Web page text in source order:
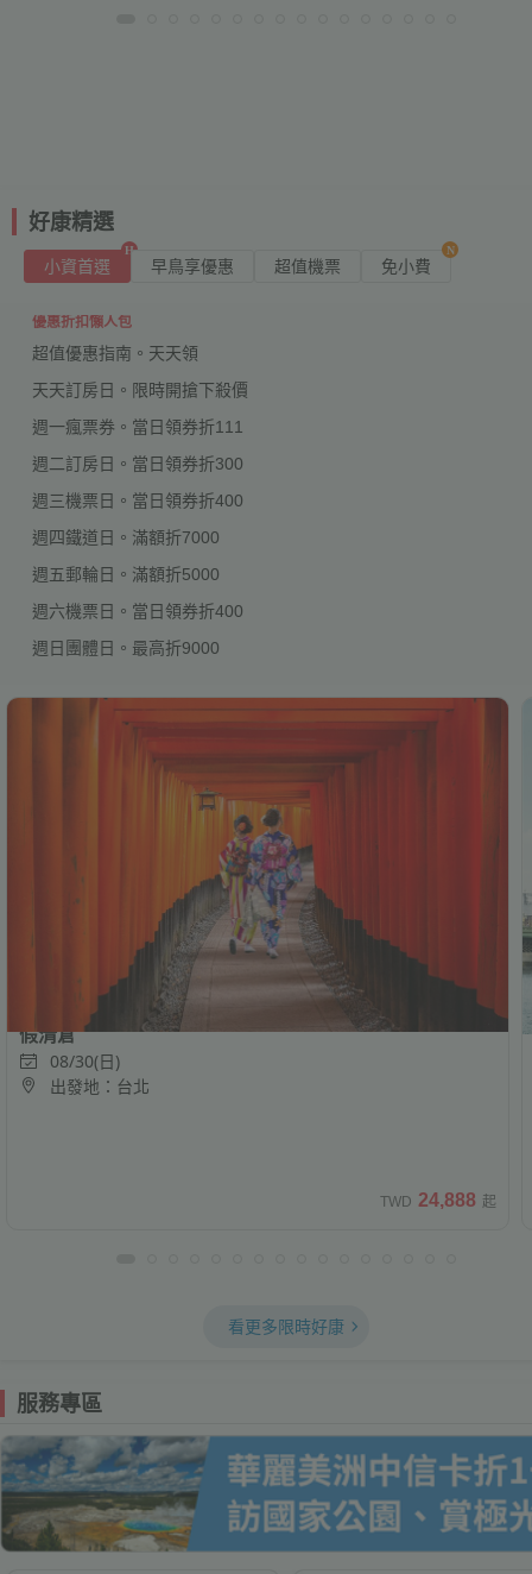
好康精選
小資首選 早鳥享優惠 超值機票 免小費
優惠折扣懶人包
超值優惠指南。天天領
天天訂房日。限時開搶下殺價
週一瘋票券。當日領券折111
週二訂房日。當日領券折300
週三機票日。當日領券折400
週四鐵道日。滿額折7000
週五郵輪日。滿額折5000
週六機票日。當日領券折400
週日團體日。最高折9000
關西京阪奈5日遊｜錦市場、清水寺、伏見稻荷大社｜暑
假清倉
08/30(日)
出發地：台北
TWD 24,888 起
看更多限時好康
服務專區